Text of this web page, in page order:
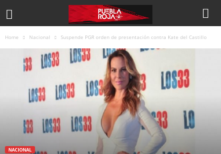
Home Nacional Suspende PGR orden de presentación contra Kate del Castillo
NACIONAL